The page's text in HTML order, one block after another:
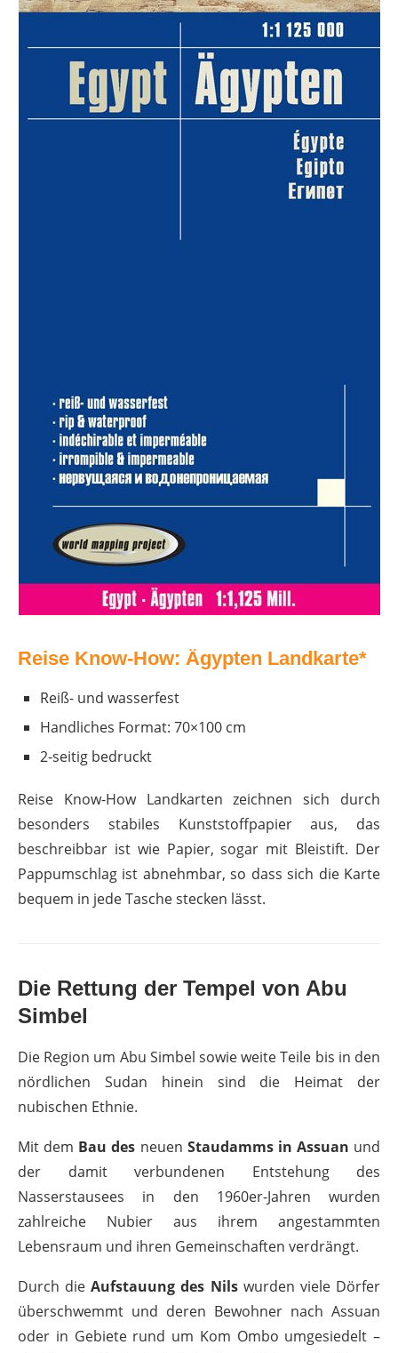
Reise Know-How: Ägypten Landkarte*
Reiß- und wasserfest
Handliches Format: 70×100 cm
2-seitig bedruckt
Reise Know-How Landkarten zeichnen sich durch
besonders stabiles Kunststoffpapier aus, das
beschreibbar ist wie Papier, sogar mit Bleistift. Der
Pappumschlag ist abnehmbar, so dass sich die Karte
bequem in jede Tasche stecken lässt.
Die Rettung der Tempel von Abu
Simbel
Die Region um Abu Simbel sowie weite Teile bis in den
nördlichen Sudan hinein sind die Heimat der
nubischen Ethnie.
Mit dem Bau des neuen Staudamms in Assuan und
der damit verbundenen Entstehung des
Nasserstausees in den 1960er-Jahren wurden
zahlreiche Nubier aus ihrem angestammten
Lebensraum und ihren Gemeinschaften verdrängt.
Durch dieAufstauung des Nilswurden viele Dörfer
überschwemmt und deren Bewohner nach Assuan
oder in Gebiete rund um Kom Ombo umgesiedelt –